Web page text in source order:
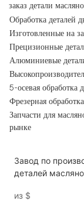
заказ детали
Обработка деталей
Изготовленные на
Прецизионные
Алюминиевые
5-осевая обработка
Фрезерная
Запчасти для
рынке
Завод по
деталей
индивидуальный
из $